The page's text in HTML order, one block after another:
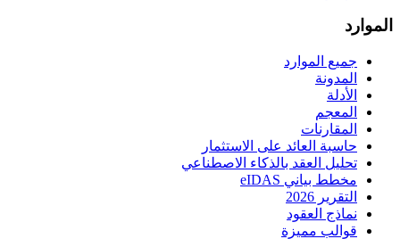
الموارد
جميع الموارد
المدونة
الأدلة
المعجم
المقارنات
حاسبة العائد على الاستثمار
تحليل العقد بالذكاء الاصطناعي
مخطط بياني eIDAS
التقرير 2026
نماذج العقود
قوالب مميزة